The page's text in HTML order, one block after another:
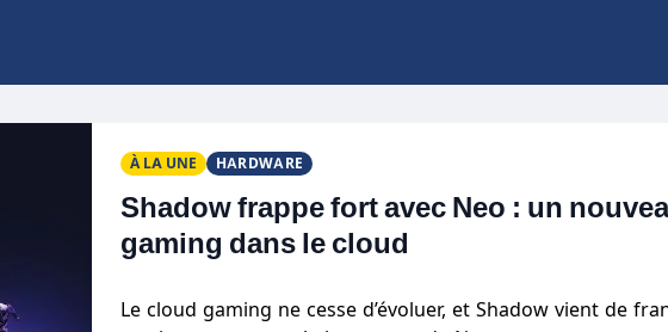
À LA UNE HARDWARE
Shadow frappe fort avec Neo : un
gaming dans le cloud
Le cloud gaming ne cesse d’évoluer, et Shadow vient de